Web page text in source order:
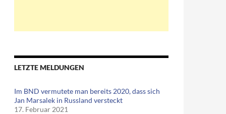
LETZTE MELDUNGEN
Im BND vermutete man bereits 2020, dass sich
Jan Marsalek in Russland versteckt
17. Februar 2021